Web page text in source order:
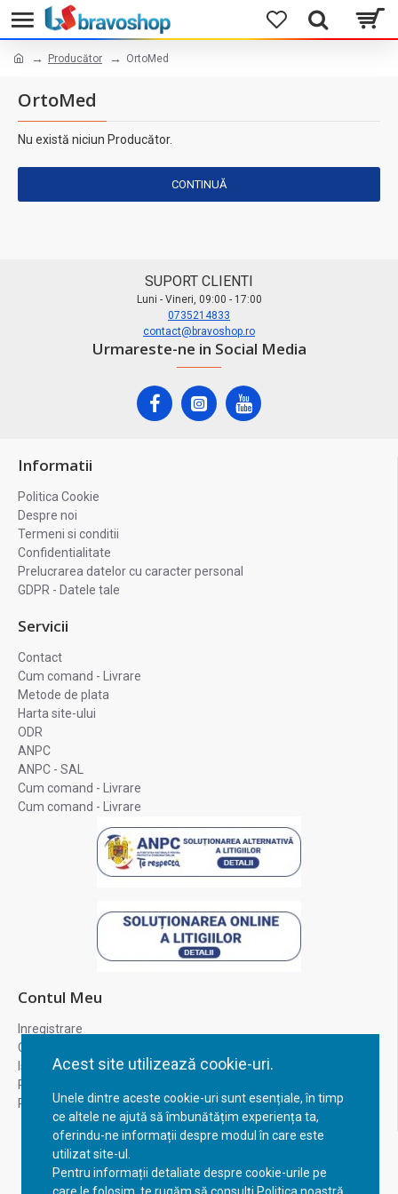
Acest site utilizează cookie-uri.
Unele dintre aceste cookie-uri sunt esențiale, în timp
ce altele ne ajută să îmbunătățim experiența ta,
oferindu-ne informații despre modul în care este
utilizat site-ul.
Pentru informații detaliate despre cookie-urile pe
Producător OrtoMed
OrtoMed
Nu există niciun Producător.
CONTINUĂ
SUPORT CLIENTI
Luni - Vineri, 09:00 - 17:00
0735214833
contact@bravoshop.ro
Urmareste-ne in Social Media
Informatii
Politica Cookie
Despre noi
Termeni si conditii
Confidentialitate
Prelucrarea datelor cu caracter personal
GDPR - Datele tale
Servicii
Contact
Cum comand - Livrare
Metode de plata
Harta site-ului
ODR
ANPC
ANPC - SAL
Cum comand - Livrare
Cum comand - Livrare
Contul Meu
Inregistrare
Contul meu
Istoric comenzi
Recuperare parola
Returnare produs